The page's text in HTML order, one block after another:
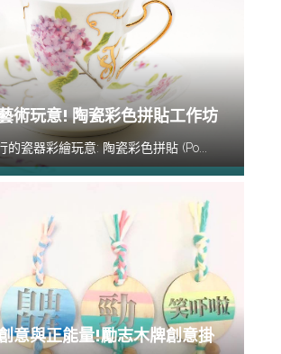
術玩意! 陶瓷彩色拼貼工作坊
的瓷器彩繪玩意: 陶瓷彩色拼貼 (Po...
意與正能量!勵志木牌創意掛